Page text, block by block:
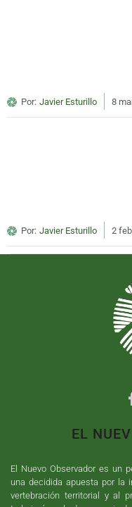
Por: Javier Esturillo 8
Por: Javier Esturillo 2
EL
El Nuevo Observador es un
una decidida apuesta por la
vertebración territorial y al